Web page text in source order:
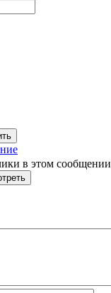
в этом сообщении